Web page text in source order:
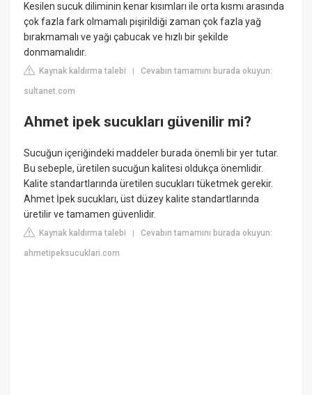
Kesilen sucuk diliminin kenar kısımları ile orta kısmı arasında
çok fazla fark olmamalı pişirildiği zaman çok fazla yağ
bırakmamalı ve yağı çabucak ve hızlı bir şekilde
donmamalıdır.
Kaynak kaldırma talebi |Cevabın tamamını burada okuyun:
sultanet.com
Ahmet ipek sucukları güvenilir mi?
Sucuğun içeriğindeki maddeler burada önemli bir yer tutar.
Bu sebeple, üretilen sucuğun kalitesi oldukça önemlidir.
Kalite standartlarında üretilen sucukları tüketmek gerekir.
Ahmet İpek sucukları, üst düzey kalite standartlarında
üretilir ve tamamen güvenlidir.
Kaynak kaldırma talebi |Cevabın tamamını burada okuyun:
ahmetipeksucuklari.com